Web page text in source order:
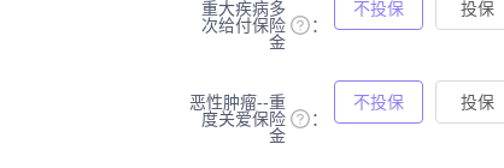
重大疾病多
次给付保险
金
不投保 投保
恶性肿瘤--重
度关爱保险
金
不投保 投保